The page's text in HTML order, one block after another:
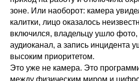
зоне. Или наоборот: камера
калитки, лицо оказалось
включился, владельцу ушло фото,
аудиоканал, а запись инцидента
высоким приоритетом.
Это уже не камера. Это
между физическим миром и